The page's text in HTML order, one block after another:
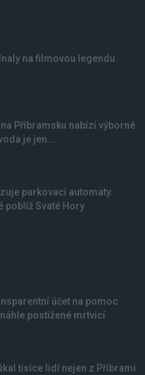
na filmovou legendu
Příbramsku nabízí výborné
je jen...
parkovací automaty.
poblíž Svaté Hory
účet na pomoc
postižené mrtvicí
tisíce lidí nejen z Příbrami